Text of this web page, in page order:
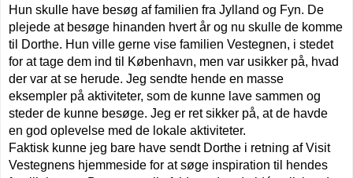
Hun skulle have besøg af familien fra Jylland og Fyn. De
plejede at besøge hinanden hvert år og nu skulle de komme
til Dorthe. Hun ville gerne vise familien Vestegnen, i stedet
for at tage dem ind til København, men var usikker på, hvad
der var at se herude. Jeg sendte hende en masse
eksempler på aktiviteter, som de kunne lave sammen og
steder de kunne besøge. Jeg er ret sikker på, at de havde
en god oplevelse med de lokale aktiviteter.
Faktisk kunne jeg bare have sendt Dorthe i retning af Visit
Vestegnens hjemmeside for at søge inspiration til hendes